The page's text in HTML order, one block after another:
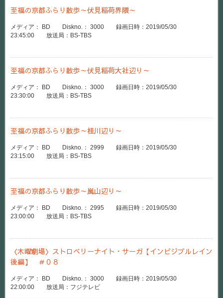
至福の京都ふらり散歩～伏見稲荷界隈～
メディア： BD Diskno.： 3000 録画日時：2019/05/30
23:45:00 放送局：BS-TBS
至福の京都ふらり散歩～伏見稲荷大社辺り～
メディア： BD Diskno.： 3000 録画日時：2019/05/30
23:30:00 放送局：BS-TBS
至福の京都ふらり散歩～桂川辺り～
メディア： BD Diskno.： 2999 録画日時：2019/05/30
23:15:00 放送局：BS-TBS
至福の京都ふらり散歩～嵐山辺り～
メディア： BD Diskno.： 2995 録画日時：2019/05/30
23:00:00 放送局：BS-TBS
〈木曜劇場〉ストロベリーナイト・サーガ【インビジブルレイン
後編】 ＃０８
メディア： BD Diskno.： 3000 録画日時：2019/05/30
22:00:00 放送局：フジテレビ